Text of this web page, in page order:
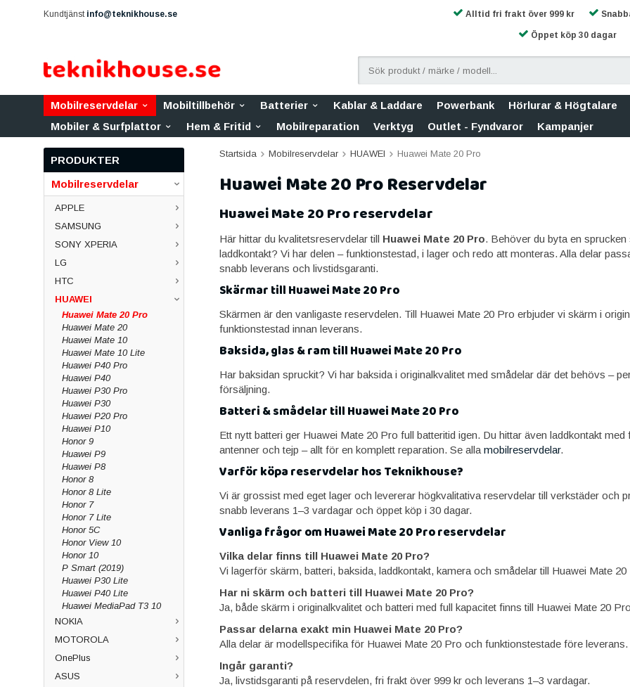
Kundtjänst info@teknikhouse.se Alltid fri frakt över 999 kr
Öppet köp 30 dagar
Mobilreservdelar Mobiltillbehör Batterier Kablar & Laddare Powerbank
Hörlurar & Högtalare
Mobiler & Surfplattor
Hem & Fritid Mobilreparation Verktyg Outlet - Fyndvaror Kampanjer
PRODUKTER
Mobilreservdelar
APPLE
SAMSUNG
SONY XPERIA
LG
HTC
HUAWEI
Huawei Mate 20 Pro
Huawei Mate 20
Huawei Mate 10
Huawei Mate 10 Lite
Huawei P40 Pro
Huawei P40
Huawei P30 Pro
Huawei P30
Huawei P20 Pro
Huawei P10
Honor 9
Huawei P9
Huawei P8
Honor 8
Honor 8 Lite
Honor 7
Honor 7 Lite
Honor 5C
Honor View 10
Honor 10
P Smart (2019)
Huawei P30 Lite
Huawei P40 Lite
Huawei MediaPad T3 10
NOKIA
MOTOROLA
OnePlus
ASUS
Startsida Mobilreservdelar HUAWEI Huawei Mate 20 Pro
Huawei Mate 20 Pro Reservdelar
Huawei Mate 20 Pro reservdelar
Här hittar du kvalitetsreservdelar till Huawei Mate 20 Pro. Behöver du byta en
laddkontakt? Vi har delen – funktionstestad, i lager och redo att monteras. Alla delar
snabb leverans och livstidsgaranti.
Skärmar till Huawei Mate 20 Pro
Skärmen är den vanligaste reservdelen. Till Huawei Mate 20 Pro erbjuder vi skärm i
funktionstestad innan leverans.
Baksida, glas & ram till Huawei Mate 20 Pro
Har baksidan spruckit? Vi har baksida i originalkvalitet med smådelar där det behövs –
försäljning.
Batteri & smådelar till Huawei Mate 20 Pro
Ett nytt batteri ger Huawei Mate 20 Pro full batteritid igen. Du hittar även laddkontakt
antenner och tejp – allt för en komplett reparation. Se alla mobilreservdelar.
Varför köpa reservdelar hos Teknikhouse?
Vi är grossist med eget lager och levererar högkvalitativa reservdelar till verkstäder och
snabb leverans 1–3 vardagar och öppet köp i 30 dagar.
Vanliga frågor om Huawei Mate 20 Pro reservdelar
Vilka delar finns till Huawei Mate 20 Pro?
Vi lagerför skärm, batteri, baksida, laddkontakt, kamera och smådelar till Huawei Mate
Har ni skärm och batteri till Huawei Mate 20 Pro?
Ja, både skärm i originalkvalitet och batteri med full kapacitet finns till Huawei Mate 20
Passar delarna exakt min Huawei Mate 20 Pro?
Alla delar är modellspecifika för Huawei Mate 20 Pro och funktionstestade före leverans.
Ingår garanti?
Ja, livstidsgaranti på reservdelen, fri frakt över 999 kr och leverans 1–3 vardagar.